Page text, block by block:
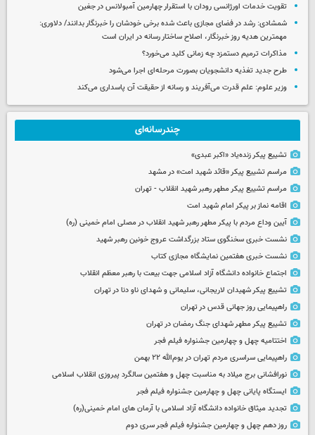
تقویت خدمات اورژانسی رودان با استقرار چهارمین آمبولانس در جغین
شمشادی: رشد در فضای مجازی باعث شده برخی خودشان را خبرنگار بدانند/ دلاوری:
مهمترین هدیه‌ روز خبرنگار، اصلاح ساختار رسانه در ایران است
مذاکرات ترمیم دستمزد چه زمانی کلید می‌خورد؟
طرح جدید تغذیه دانشجویان بصورت مرحله‌ای اجرا می‌شود
وزیر علوم: علم قدرت می‌آفریند و رسانه از حقیقت آن پاسداری می‌کند
چندرسانه‌ای
تشییع پیکر زنده‌یاد «اکبر عبدی»
مراسم تشییع پیکر «قائد شهید امت» در مشهد
مراسم تشییع پیکر مطهر رهبر شهید انقلاب - تهران
اقامه نماز بر پیکر امام شهید امت
آیین وداع مردم با پیکر مطهر رهبر شهید انقلاب در مصلی امام خمینی (ره)
نشست خبری سخنگوی ستاد بزرگداشت عروج خونین رهبر شهید
نشست خبری هفتمین نمایشگاه مجازی کتاب
اجتماع خانواده دانشگاه آزاد اسلامی جهت بیعت با رهبر معظم انقلاب
تشییع پیکر شهیدان لاریجانی، سلیمانی و شهدای ناو دنا در تهران
راهپیمایی روز جهانی قدس در تهران
تشییع پیکر مطهر شهدای جنگ رمضان در تهران
اختتامیه چهل و چهارمین جشنواره فیلم فجر
راهپیمایی سراسری مردم تهران در یوم‌الله ۲۲ بهمن
نورافشانی برج میلاد به مناسبت چهل‌ و هفتمین سالگرد پیروزی انقلاب اسلامی
ایستگاه پایانی چهل و چهارمین جشنواره فیلم فجر
تجدید میثاق خانواده دانشگاه آزاد اسلامی با آرمان های امام خمینی(ره)
روز دهم چهل و چهارمین جشنواره فیلم فجر سری دوم